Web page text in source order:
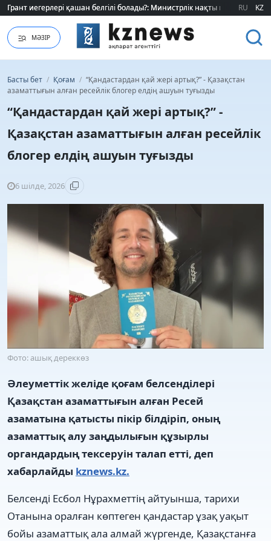
Грант иегерлері қашан белгілі болады?: Министрлік нақты мерзімді
Грант иегерлері қашан белгілі болады?: Министрлік нақты мерзімді
RU KZ
МӘЗІР
Басты бет / Қоғам / “Қандастардан қай жері артық?” - Қазақстан
азаматтығын алған ресейлік блогер елдің ашуын туғызды
“Қандастардан қай жері артық?” -
Қазақстан азаматтығын алған ресейлік
блогер елдің ашуын туғызды
6 шілде, 2026
Фото: ашық дереккөз
Әлеуметтік желіде қоғам белсенділері
Қазақстан азаматтығын алған Ресей
азаматына қатысты пікір білдіріп, оның
азаматтық алу заңдылығын құзырлы
органдардың тексеруін талап етті, деп
хабарлайды kznews.kz.
Белсенді Есбол Нұрахметтің айтуынша, тарихи
Отанына оралған көптеген қандастар ұзақ уақыт
бойы азаматтық ала алмай жүргенде, Қазақстанға